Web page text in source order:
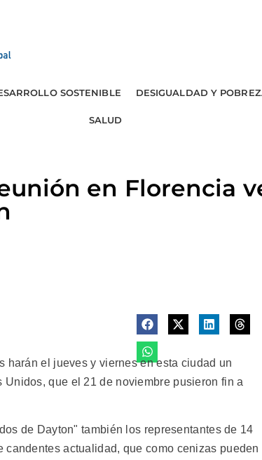
SOSTENIBLE DESIGUALDAD Y
SALUD
en Florencia
harán el jueves y viernes en esta ciudad un
que el 21 de noviembre pusieron fin a
de Dayton" también los representantes de 14
actualidad, que como cenizas pueden